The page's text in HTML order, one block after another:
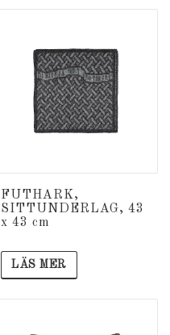
FUTHARK,
SITTUNDERLAG, 43
x 43 cm
LÄS MER